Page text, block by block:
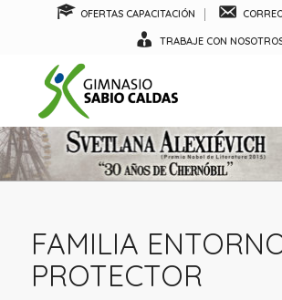
OFERTAS CAPACITACIÓN
TRABAJE CON
FAMILIA
PROTECTOR